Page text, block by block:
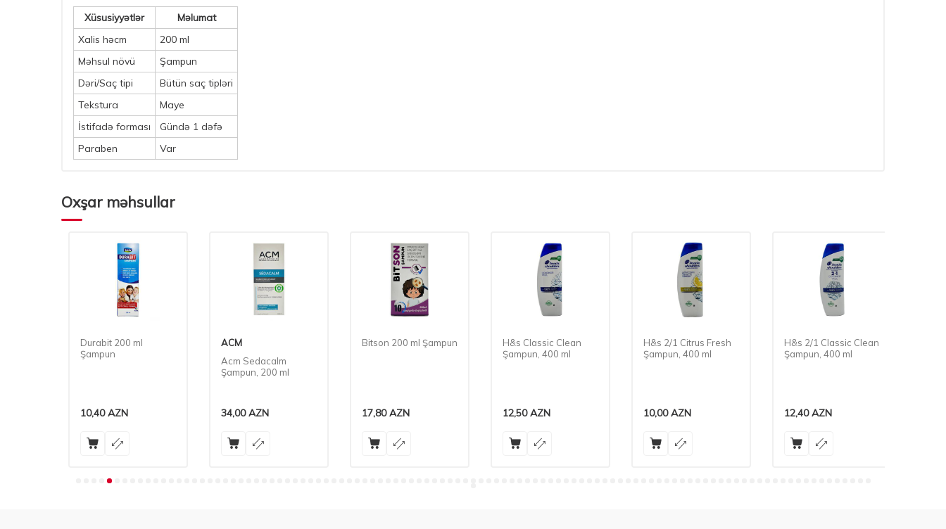
Xüsusiyyətlər
Məlumat
Xalis həcm
200 ml
Məhsul növü
Şampun
Dəri/Saç tipi
Bütün saç tipləri
Tekstura
Maye
İstifadə forması
Gündə 1 dəfə
Paraben
Var
Oxşar məhsullar
Durabit 200 ml
Şampun
10,40AZN
ACM
Acm Sedacalm
Şampun, 200 ml
34,00AZN
Bitson 200 ml Şampun
17,80AZN
H&s Classic Clean
Şampun, 400 ml
12,50AZN
H&s 2/1 Citrus Fresh
Şampun, 400 ml
10,00AZN
H&s 2/1 Classic Clean
Şampun, 400 ml
12,40AZN